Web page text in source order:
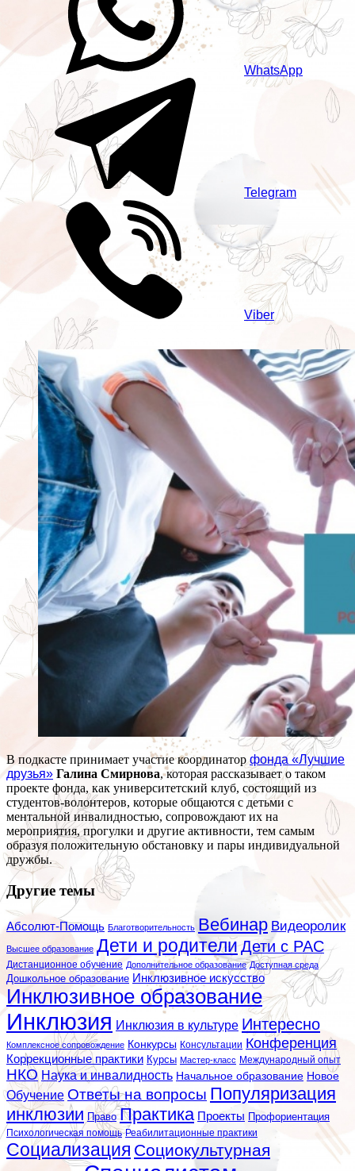
WhatsApp
Telegram
Viber
В подкасте принимает участие координаторфонда «Лучшие
друзья» Галина Смирнова, которая рассказывает о таком
проекте фонда, как университетский клуб, состоящий из
студентов-волонтеров, которые общаются с детьми с
ментальной инвалидностью, сопровождают их на
мероприятия, прогулки и другие активности, тем самым
образуя положительную обстановку и пары индивидуальной
дружбы.
Другие темы
Абсолют-Помощь Благотворительность Вебинар Видеоролик
Высшее образование Дети и родители Дети с РАС
Дистанционное обучение Дополнительное образование Доступная среда
Дошкольное образование Инклюзивное искусство
Инклюзивное образование
Инклюзия Инклюзия в культуре Интересно
Комплексное сопровождение Конкурсы Консультации Конференция
Коррекционные практики Курсы Мастер-класс Международный опыт
НКО Наука и инвалидность Начальное образование Новое
Обучение Ответы на вопросы Популяризация
инклюзии Право Практика Проекты Профориентация
Психологическая помощь Реабилитационные практики
Социализация Социокультурная